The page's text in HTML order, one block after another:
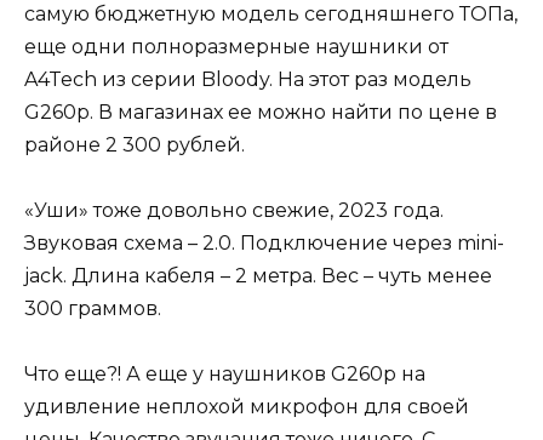
самую бюджетную модель сегодняшнего ТОПа,
еще одни полноразмерные наушники от
A4Tech из серии Bloody. На этот раз модель
G260p. В магазинах ее можно найти по цене в
районе 2 300 рублей.
«Уши» тоже довольно свежие, 2023 года.
Звуковая схема – 2.0. Подключение через mini-
jack. Длина кабеля – 2 метра. Вес – чуть менее
300 граммов.
Что еще?! А еще у наушников G260p на
удивление неплохой микрофон для своей